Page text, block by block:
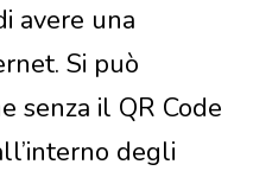
avere una
Si può
senza il QR Code
degli